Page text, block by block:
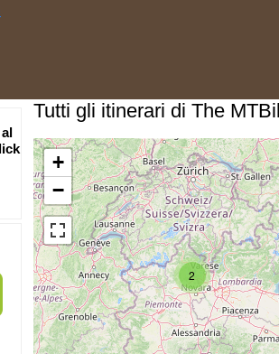
Tutti gli itinerari di The
2
+
−